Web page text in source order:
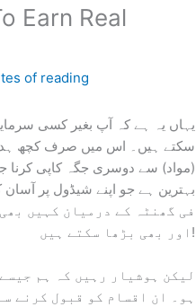
Earn Real
of reading
یہاں یہ ہے کہ آپ بغیر کسی
سکتے ہیں۔ اس میں صرف کچھ
(مواد) سے دوسری جگہ کاپی کرنا
فی گھنٹہ کے درمیان کہیں
اور بھی بڑھا سکتے ہیں!
لیکن ہوشیار رہیں کہ ہم
ہو۔ ان اقسام کو قبول کرنے